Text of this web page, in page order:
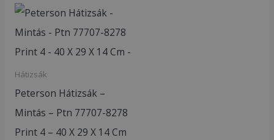
Hátizsák
Peterson Hátizsák –
Mintás – Ptn 77707-8278
Print 4 – 40 X 29 X 14 Cm